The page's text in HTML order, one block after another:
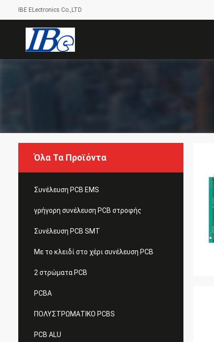
IBE ELectronics Co.,LTD
Όλα Τα Προϊόντα
Συνέλευση PCB EMS
γρήγορη συνέλευση PCB στροφής
Συνέλευση PCB SMT
Με το κλειδί στο χέρι συνέλευση PCB
2 στρώματα PCB
PCBA
ΠΟΛΥΣΤΡΩΜΑΤΙΚΟ PCBS
PCB ALU